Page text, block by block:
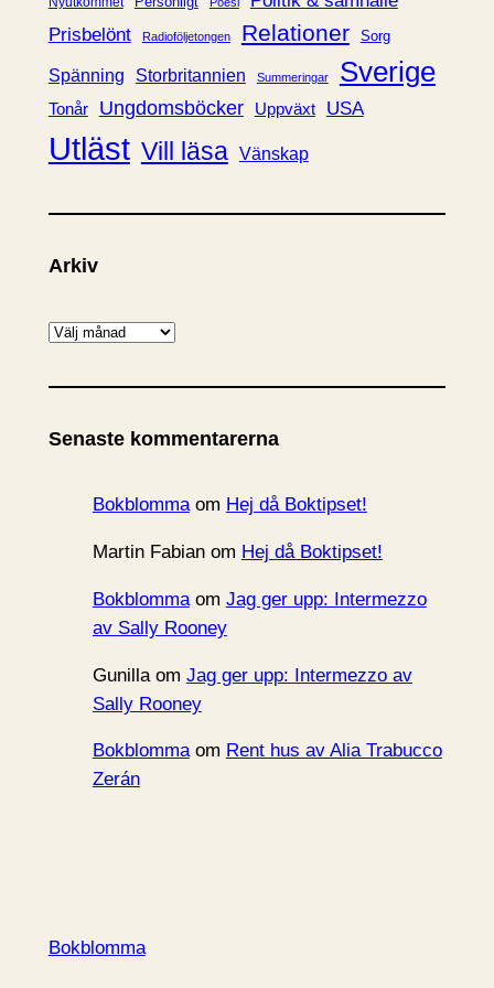
Prisbelönt
Radioföljetongen Relationer Sorg
Spänning Storbritannien Summeringar Sverige
Tonår Ungdomsböcker Uppväxt USA
Utläst Vill läsa Vänskap
Arkiv
A
k
v
Senaste kommentarerna
Bokblommaom Hej då Boktipset!
Martin Fabianom Hej då Boktipset!
Bokblommaom Jag ger upp: Intermezzo
av Sally Rooney
Gunillaom Jag ger upp: Intermezzo av
Sally Rooney
Bokblommaom Rent hus av Alia Trabucco
Zerán
Bokblomma